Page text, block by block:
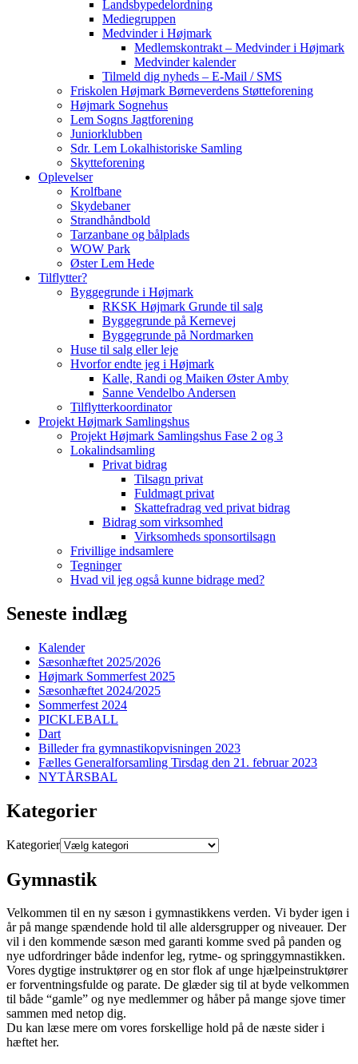
Landsbypedelordning
Mediegruppen
Medvinder i Højmark
Medlemskontrakt – Medvinder i Højmark
Medvinder kalender
Tilmeld dig nyheds – E-Mail / SMS
Friskolen Højmark Børneverdens Støtteforening
Højmark Sognehus
Lem Sogns Jagtforening
Juniorklubben
Sdr. Lem Lokalhistoriske Samling
Skytteforening
Oplevelser
Krolfbane
Skydebaner
Strandhåndbold
Tarzanbane og bålplads
WOW Park
Øster Lem Hede
Tilflytter?
Byggegrunde i Højmark
RKSK Højmark Grunde til salg
Byggegrunde på Kernevej
Byggegrunde på Nordmarken
Huse til salg eller leje
Hvorfor endte jeg i Højmark
Kalle, Randi og Maiken Øster Amby
Sanne Vendelbo Andersen
Tilflytterkoordinator
Projekt Højmark Samlingshus
Projekt Højmark Samlingshus Fase 2 og 3
Lokalindsamling
Privat bidrag
Tilsagn privat
Fuldmagt privat
Skattefradrag ved privat bidrag
Bidrag som virksomhed
Virksomheds sponsortilsagn
Frivillige indsamlere
Tegninger
Hvad vil jeg også kunne bidrage med?
Seneste indlæg
Kalender
Sæsonhæftet 2025/2026
Højmark Sommerfest 2025
Sæsonhæftet 2024/2025
Sommerfest 2024
PICKLEBALL
Dart
Billeder fra gymnastikopvisningen 2023
Fælles Generalforsamling Tirsdag den 21. februar 2023
NYTÅRSBAL
Kategorier
Kategorier
Gymnastik
Velkommen til en ny sæson i gymnastikkens verden. Vi byder igen i
år på mange spændende hold til alle aldersgrupper og niveauer. Der
vil i den kommende sæson med garanti komme sved på panden og
nye udfordringer både indenfor leg, rytme- og springgymnastikken.
Vores dygtige instruktører og en stor flok af unge hjælpeinstruktører
er forventningsfulde og parate. De glæder sig til at byde velkommen
til både “gamle” og nye medlemmer og håber på mange sjove timer
sammen med netop dig.
Du kan læse mere om vores forskellige hold på de næste sider i
hæftet her.